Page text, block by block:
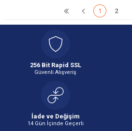
1 2
256 Bit Rapid SSL
Güvenli Alışveriş
İade ve Değişim
14 Gün İçinde Geçerli